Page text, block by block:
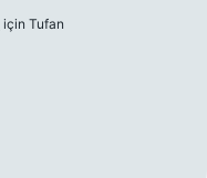
için Tufan